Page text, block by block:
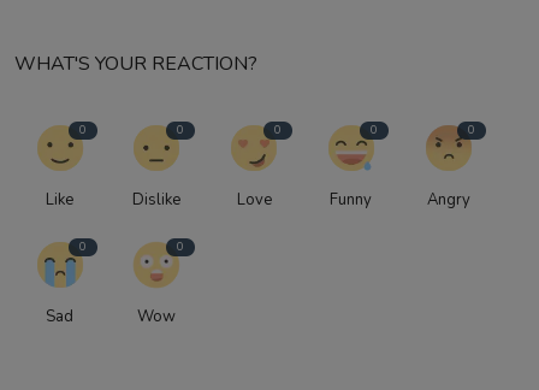
WHAT'S YOUR REACTION?
0
Like
0
Dislike
0
Love
0
Funny
0
Angry
0
Sad
0
Wow